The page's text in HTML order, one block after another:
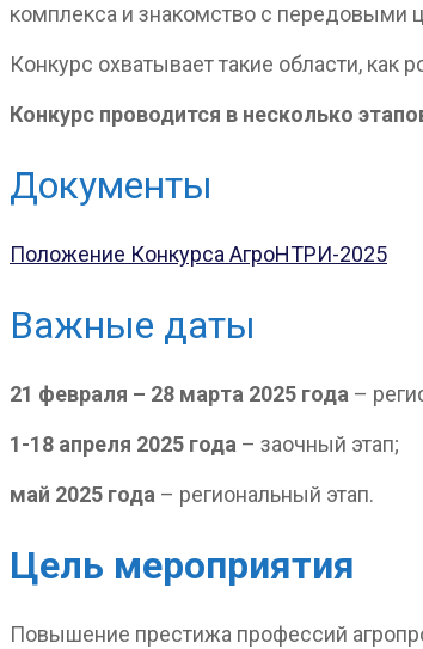
комплекса и знакомство с передовыми
Конкурс охватывает такие области, как
Конкурс проводится в несколько
Документы
Положение Конкурса АгроНТРИ-2025
Важные даты
21 февраля – 28 марта 2025 года –
1-18 апреля 2025 года – заочный этап;
май 2025 года – региональный этап.
Цель мероприятия
Повышение престижа профессий